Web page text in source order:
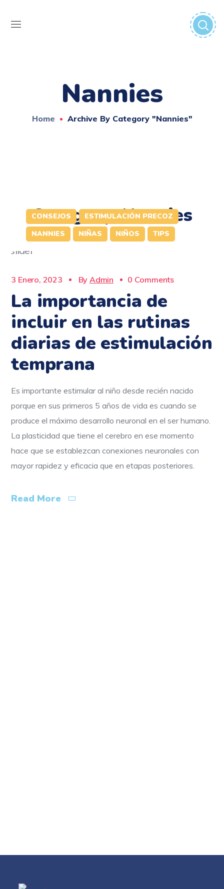
Nannies
Home Archive By Category "Nannies"
Category: Nannies
CONSEJOS
ESTIMULACIÓN PRECOZ
NANNIES
NIÑAS NIÑOS TIPS
3 Enero, 2023 ByAdmin 0 Comments
La importancia de
incluir en las rutinas
diarias de estimulación
temprana
Es importante estimular al niño desde recién nacido
porque en sus primeros 5 años de vida es cuando se
produce el máximo desarrollo neuronal en el ser humano.
La plasticidad que tiene el cerebro en ese momento
hace que se establezcan conexiones neuronales con
mayor rapidez y eficacia que en etapas posteriores.
Read More